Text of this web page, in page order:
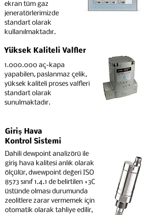
ekran tüm gaz
jeneratörlerimizde
standart olarak
kullanılmaktadır.
Yüksek Kaliteli Valfler
1.000.000 aç-kapa
yapabilen, paslanmaz çelik,
yüksek kaliteli proses valfleri
standart olarak
sunulmaktadır.
Giriş Hava
Kontrol Sistemi
Dahili dewpoint analizörü ile
giriş hava kalitesi anlık olarak
ölçülür, dwewpoint değeri ISO
8573 sınıf 1.4.1 de belirtilen +3C
üstünde olması durumunda
zeolitlere zarar vermemek için
otomatik olarak tahliye edilir,